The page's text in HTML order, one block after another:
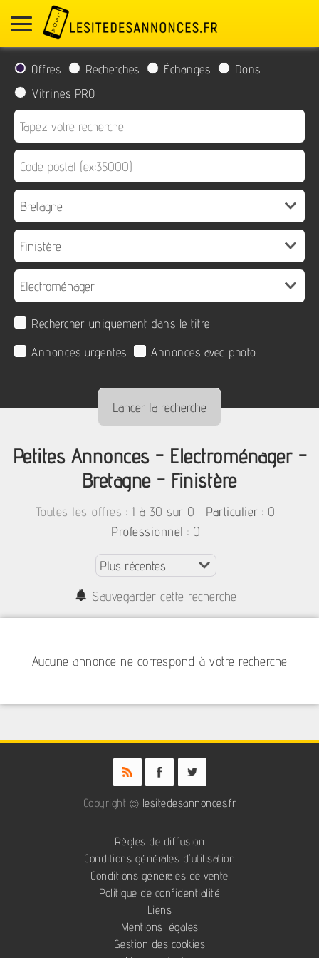
Offres Recherches Échanges
Dons
Vitrines PRO
Rechercher uniquement dans le titre
Annonces urgentes
Annonces avec photo
Petites Annonces - Electroménager -
Bretagne - Finistère
Toutes les offres : 1 à 30 sur 0 Particulier : 0
Professionnel : 0
Sauvegarder cette recherche
Aucune annonce ne correspond à votre recherche
Copyright © lesitedesannonces.fr
Règles de diffusion
Conditions générales d'utilisation
Conditions générales de vente
Politique de confidentialité
Liens
Mentions légales
Gestion des cookies